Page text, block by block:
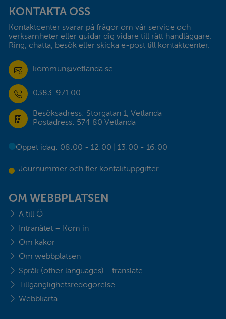
KONTAKTA OSS
Kontaktcenter svarar på frågor om vår service och
verksamheter eller guidar dig vidare till rätt handläggare.
Ring, chatta, besök eller skicka e-post till kontaktcenter.
kommun@vetlanda.se
0383-971 00
Besöksadress: Storgatan 1, Vetlanda
Postadress: 574 80 Vetlanda
Öppet idag: 08:00 - 12:00 | 13:00 - 16:00
Journummer och fler kontaktuppgifter.
OM WEBBPLATSEN
A till Ö
Intranätet – Kom in
Om kakor
Om webbplatsen
Språk (other languages) - translate
Tillgänglighetsredogörelse
Webbkarta